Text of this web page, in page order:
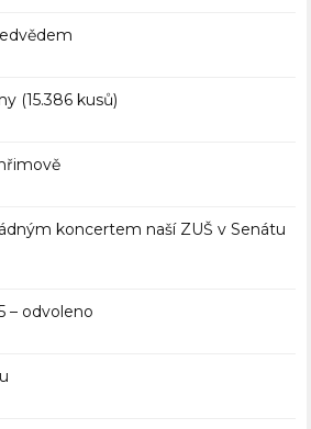
(15.386 kusů)
koncertem naší ZUŠ v Senátu
– odvoleno